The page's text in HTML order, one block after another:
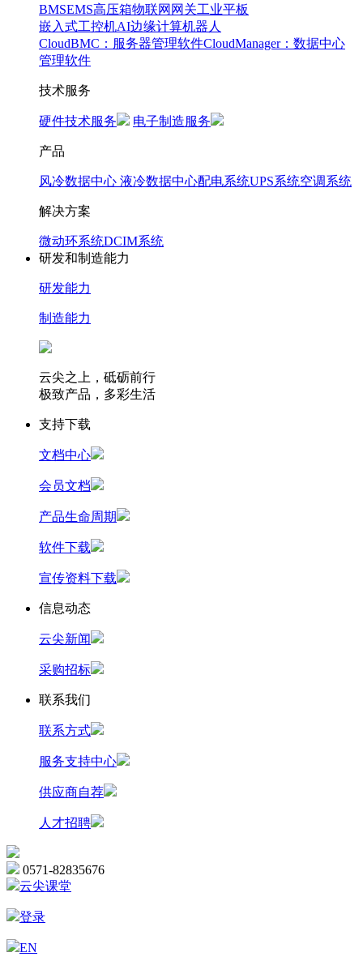
BMSEMS高压箱物联网网关工业平板
嵌入式工控机AI边缘计算机器人
CloudBMC：服务器管理软件CloudManager：数据中心
管理软件
技术服务
硬件技术服务 电子制造服务
产品
风冷数据中心 液冷数据中心配电系统UPS系统空调系统
解决方案
微动环系统DCIM系统
研发和制造能力
研发能力
制造能力
云尖之上，砥砺前行
极致产品，多彩生活
支持下载
文档中心
会员文档
产品生命周期
软件下载
宣传资料下载
信息动态
云尖新闻
采购招标
联系我们
联系方式
服务支持中心
供应商自荐
人才招聘
0571-82835676
云尖课堂
登录
EN